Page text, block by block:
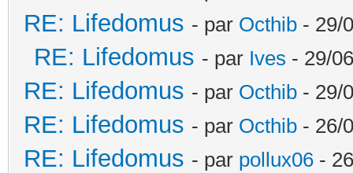
RE: Lifedomus - par Octhib - 29/
RE: Lifedomus - par Ives - 29/
RE: Lifedomus - par Octhib - 29/
RE: Lifedomus - par Octhib - 26/
RE: Lifedomus - par pollux06 -